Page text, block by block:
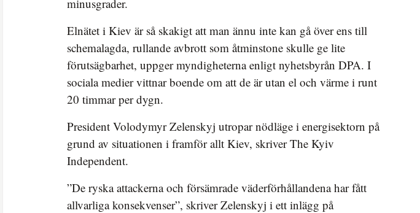
minusgrader.
Elnätet i Kiev är så skakigt att man ännu inte kan gå över ens till
schemalagda, rullande avbrott som åtminstone skulle ge lite
förutsägbarhet, uppger myndigheterna enligt nyhetsbyrån DPA. I
sociala medier vittnar boende om att de är utan el och värme i runt
20 timmar per dygn.
President Volodymyr Zelenskyj utropar nödläge i energisektorn på
grund av situationen i framför allt Kiev, skriver The Kyiv
Independent.
”De ryska attackerna och försämrade väderförhållandena har fått
allvarliga konsekvenser”, skriver Zelenskyj i ett inlägg på